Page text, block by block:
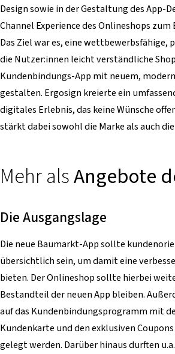
Design sowie in der Gestaltung des App-
Channel Experience des Onlineshops zum
Das Ziel war es, eine wettbewerbsfähige,
die Nutzer:innen leicht verständliche
Kundenbindungs-App mit neuem,
gestalten. Ergosign kreierte ein
digitales Erlebnis, das keine Wünsche
stärkt dabei sowohl die Marke als auch
Mehr alsAngebote
Die Ausgangslage
Die neue Baumarkt-App sollte
übersichtlich sein, um damit eine
bieten. Der Onlineshop sollte hierbei
Bestandteil der neuen App bleiben.
auf das Kundenbindungsprogramm mit
Kundenkarte und den exklusiven
gelegt werden. Darüber hinaus durften